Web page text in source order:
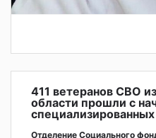
411 ветеранов СВО
области прошли с
Отделение Социального